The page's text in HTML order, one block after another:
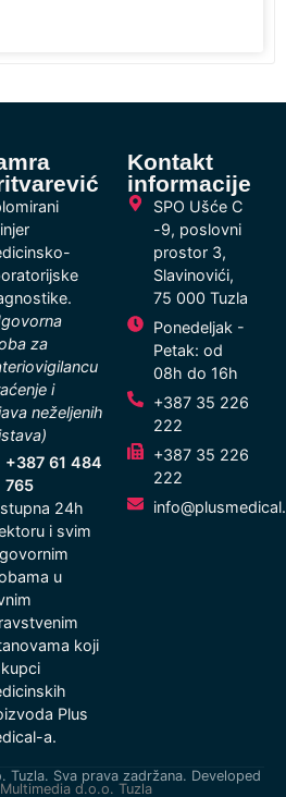
za
i
neželjenih
+387 61 484
765
24h
i svim
u
koji
Plus
a.
Kontakt
informacije
SPO Ušće C
-9, poslovni
prostor 3,
Slavinovići,
75 000 Tuzla
Ponedeljak -
Petak: od
08h do 16h
+387 35 226
222
+387 35 226
222
Sva prava zadržana. Developed
d.o.o. Tuzla